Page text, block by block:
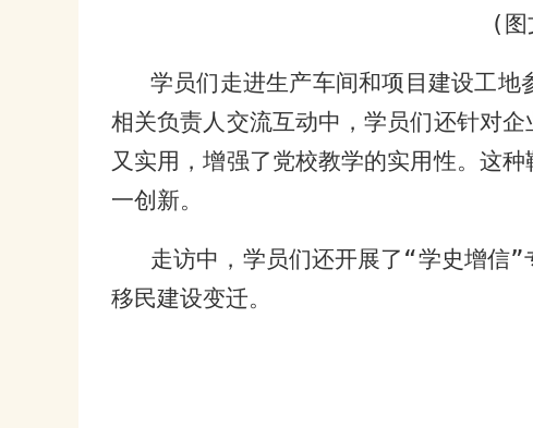
(
学员们走进生产车间和项目建设工
相关负责人交流互动中，学员们还针对
又实用，增强了党校教学的实用性。这
一创新。
走访中，学员们还开展了“学史增信
移民建设变迁。